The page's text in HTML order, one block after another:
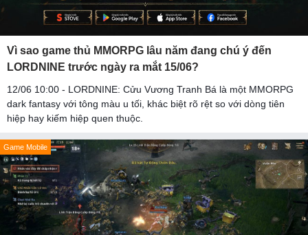
Vì sao game thủ MMORPG lâu năm đang chú ý đến
LORDNINE trước ngày ra mắt 15/06?
12/06 10:00 - LORDNINE: Cửu Vương Tranh Bá là một MMORPG
dark fantasy với tông màu u tối, khác biệt rõ rệt so với dòng tiên
hiệp hay kiếm hiệp quen thuộc.
Game Mobile